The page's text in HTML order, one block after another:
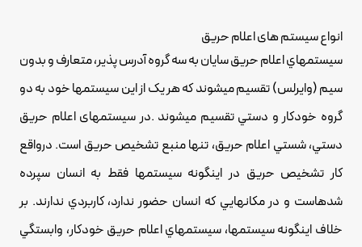
انواع سیستم های اعلام حریق
سیستمهاي اعلام حريق سایان به سه گروه آدرس پذير، متعارف و بدون
سيم (وايرلس) تقسيم ميشوند که هر يک از اين سیستمها خود به دو
گروه خودکار و دستي تقسيم ميشوند .در سيستمهای اعلام حریق
دستي، شستي اعلام حريق، تنها منبع تشخيص حريق است. درواقع
کار تشخيص حريق در اينگونه سيستمها فقط به انسان سپرده
شدهاست و در مکانهايي که انسان حضور ندارد، کاربردي ندارند. بر
خلاف اينگونه سيستمها، سيستمهاي اعلام حريق خودکار، وابستگي